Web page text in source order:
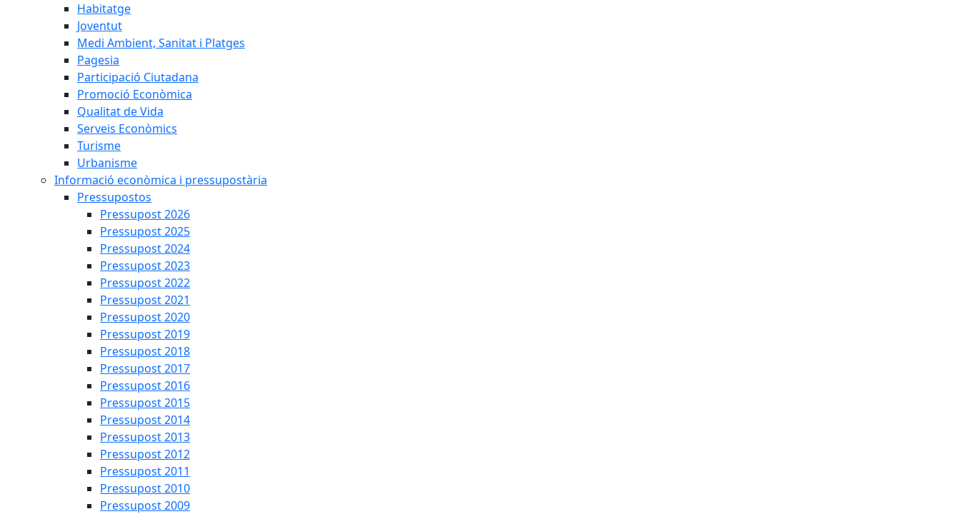
Habitatge
Joventut
Medi Ambient, Sanitat i Platges
Pagesia
Participació Ciutadana
Promoció Econòmica
Qualitat de Vida
Serveis Econòmics
Turisme
Urbanisme
Informació econòmica i pressupostària
Pressupostos
Pressupost 2026
Pressupost 2025
Pressupost 2024
Pressupost 2023
Pressupost 2022
Pressupost 2021
Pressupost 2020
Pressupost 2019
Pressupost 2018
Pressupost 2017
Pressupost 2016
Pressupost 2015
Pressupost 2014
Pressupost 2013
Pressupost 2012
Pressupost 2011
Pressupost 2010
Pressupost 2009